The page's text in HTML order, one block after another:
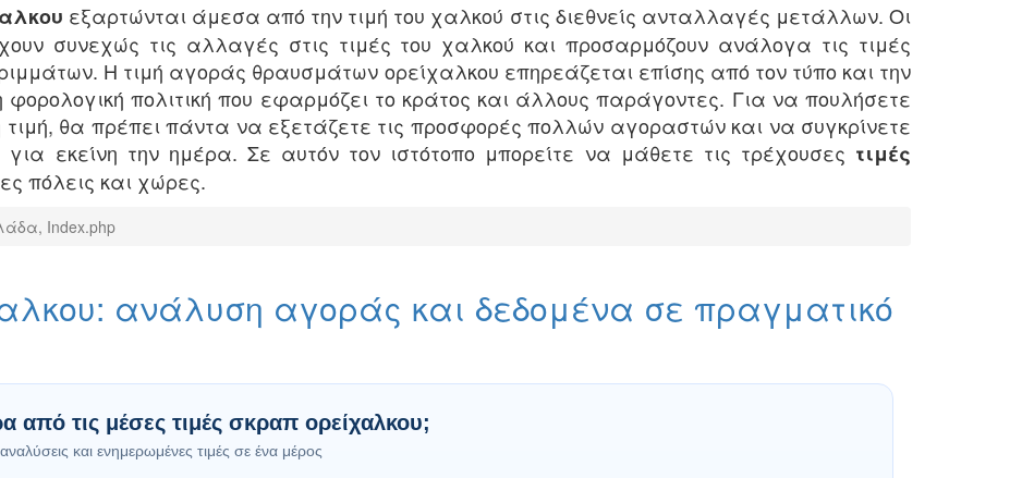
εξαρτώνται άμεσα από την τιμή του χαλκού στις διεθνείς ανταλλαγές μετάλλων. Οι
συνεχώς τις αλλαγές στις τιμές του χαλκού και προσαρμόζουν ανάλογα τις τιμές
Η τιμή αγοράς θραυσμάτων ορείχαλκου επηρεάζεται επίσης από τον τύπο και την
πολιτική που εφαρμόζει το κράτος και άλλους παράγοντες. Για να πουλήσετε
θα πρέπει πάντα να εξετάζετε τις προσφορές πολλών αγοραστών και να συγκρίνετε
για εκείνη την ημέρα. Σε αυτόν τον ιστότοπο μπορείτε να μάθετε τις τρέχουσες τιμές
πόλεις και χώρες.
Index.php
ανάλυση αγοράς και δεδομένα σε πραγματικό
από τις μέσες τιμές σκραπ ορείχαλκου;
και ενημερωμένες τιμές σε ένα μέρος